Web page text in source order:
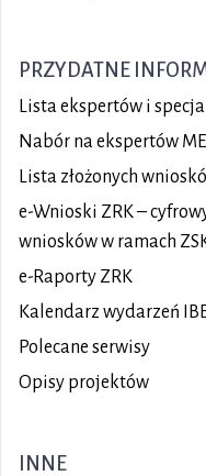
PRZYDATNE
Lista ekspertów i
Nabór na ekspertów
Lista złożonych
e-Wnioski ZRK –
wniosków w ramach
e-Raporty ZRK
Kalendarz wydarzeń
Polecane serwisy
Opisy projektów
INNE